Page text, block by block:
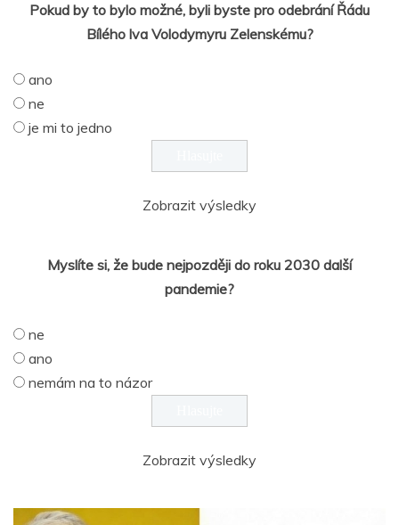
Pokud by to bylo možné, byli byste pro odebrání Řádu
Bílého lva Volodymyru Zelenskému?
ano
ne
je mi to jedno
Zobrazit výsledky
Myslíte si, že bude nejpozději do roku 2030 další
pandemie?
ne
ano
nemám na to názor
Zobrazit výsledky